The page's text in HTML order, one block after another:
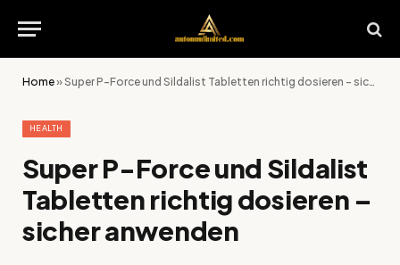
Home»Super P-Force und Sildalist Tabletten richtig dosieren – sicher anwenden
HEALTH
Super P-Force und Sildalist
Tabletten richtig dosieren –
sicher anwenden